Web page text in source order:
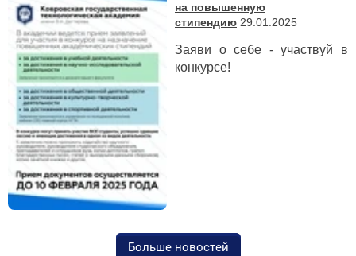
на повышенную
стипендию 29.01.2025
Заяви о себе - участвуй в
конкурсе!
Больше новостей